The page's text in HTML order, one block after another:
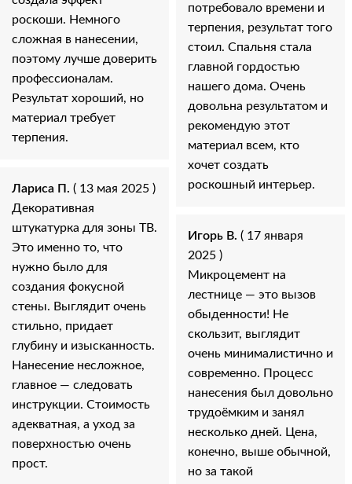
роскоши. Немного
сложная в нанесении,
поэтому лучше доверить
профессионалам.
Результат хороший, но
материал требует
терпения.
Лариса П. ( 13 мая 2025 )
Декоративная
штукатурка для зоны ТВ.
Это именно то, что
нужно было для
создания фокусной
стены. Выглядит очень
стильно, придает
глубину и изысканность.
Нанесение несложное,
главное — следовать
инструкции. Стоимость
адекватная, а уход за
поверхностью очень
прост.
потребовало времени и
терпения, результат того
стоил. Спальня стала
главной гордостью
нашего дома. Очень
довольна результатом и
рекомендую этот
материал всем, кто
хочет создать
роскошный интерьер.
Игорь В. ( 17 января
2025 )
Микроцемент на
лестнице — это вызов
обыденности! Не
скользит, выглядит
очень минималистично и
современно. Процесс
нанесения был довольно
трудоёмким и занял
несколько дней. Цена,
конечно, выше обычной,
но за такой